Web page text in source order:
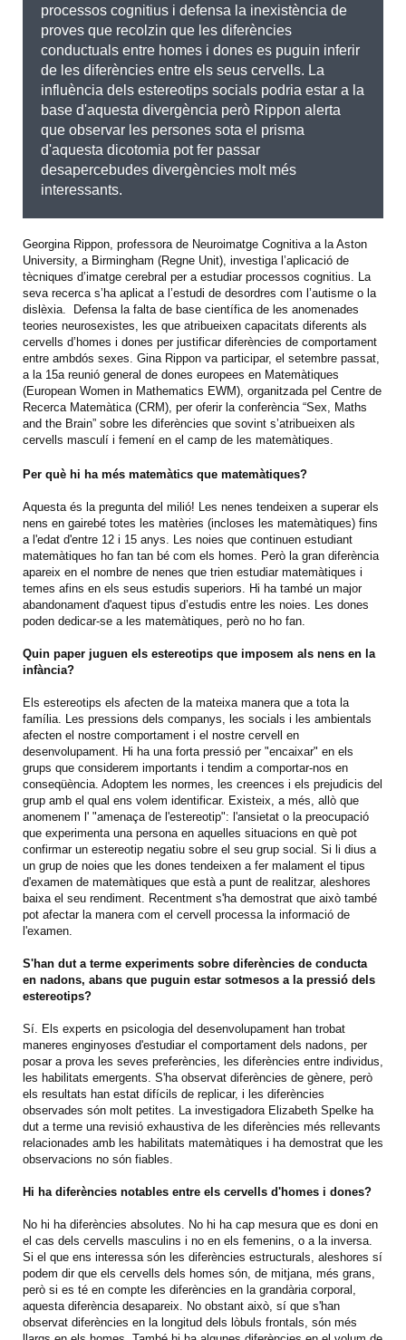
processos cognitius i defensa la inexistència de
proves que recolzin que les diferències
conductuals entre homes i dones es puguin inferir
de les diferències entre els seus cervells. La
influència dels estereotips socials podria estar a la
base d'aquesta divergència però Rippon alerta
que observar les persones sota el prisma
d'aquesta dicotomia pot fer passar
desapercebudes divergències molt més
interessants.
Georgina Rippon, professora de Neuroimatge Cognitiva a la Aston
University, a Birmingham (Regne Unit), investiga l’aplicació de
tècniques d’imatge cerebral per a estudiar processos cognitius. La
seva recerca s’ha aplicat a l’estudi de desordres com l’autisme o la
dislèxia. Defensa la falta de base científica de les anomenades
teories neurosexistes, les que atribueixen capacitats diferents als
cervells d’homes i dones per justificar diferències de comportament
entre ambdós sexes. Gina Rippon va participar, el setembre passat,
a la 15a reunió general de dones europees en Matemàtiques
(European Women in Mathematics EWM), organitzada pel Centre de
Recerca Matemàtica (CRM), per oferir la conferència “Sex, Maths
and the Brain” sobre les diferències que sovint s’atribueixen als
cervells masculí i femení en el camp de les matemàtiques.
Per què hi ha més matemàtics que matemàtiques?
Aquesta és la pregunta del milió! Les nenes tendeixen a superar els
nens en gairebé totes les matèries (incloses les matemàtiques) fins
a l'edat d'entre 12 i 15 anys. Les noies que continuen estudiant
matemàtiques ho fan tan bé com els homes. Però la gran diferència
apareix en el nombre de nenes que trien estudiar matemàtiques i
temes afins en els seus estudis superiors. Hi ha també un major
abandonament d'aquest tipus d’estudis entre les noies. Les dones
poden dedicar-se a les matemàtiques, però no ho fan.
Quin paper juguen els estereotips que imposem als nens en la
infància?
Els estereotips els afecten de la mateixa manera que a tota la
família. Les pressions dels companys, les socials i les ambientals
afecten el nostre comportament i el nostre cervell en
desenvolupament. Hi ha una forta pressió per "encaixar" en els
grups que considerem importants i tendim a comportar-nos en
conseqüència. Adoptem les normes, les creences i els prejudicis del
grup amb el qual ens volem identificar. Existeix, a més, allò que
anomenem l' "amenaça de l'estereotip": l'ansietat o la preocupació
que experimenta una persona en aquelles situacions en què pot
confirmar un estereotip negatiu sobre el seu grup social. Si li dius a
un grup de noies que les dones tendeixen a fer malament el tipus
d'examen de matemàtiques que està a punt de realitzar, aleshores
baixa el seu rendiment. Recentment s'ha demostrat que això també
pot afectar la manera com el cervell processa la informació de
l'examen.
S'han dut a terme experiments sobre diferències de conducta
en nadons, abans que puguin estar sotmesos a la pressió dels
estereotips?
Sí. Els experts en psicologia del desenvolupament han trobat
maneres enginyoses d'estudiar el comportament dels nadons, per
posar a prova les seves preferències, les diferències entre individus,
les habilitats emergents. S'ha observat diferències de gènere, però
els resultats han estat difícils de replicar, i les diferències
observades són molt petites. La investigadora Elizabeth Spelke ha
dut a terme una revisió exhaustiva de les diferències més rellevants
relacionades amb les habilitats matemàtiques i ha demostrat que les
observacions no són fiables.
Hi ha diferències notables entre els cervells d'homes i dones?
No hi ha diferències absolutes. No hi ha cap mesura que es doni en
el cas dels cervells masculins i no en els femenins, o a la inversa.
Si el que ens interessa són les diferències estructurals, aleshores sí
podem dir que els cervells dels homes són, de mitjana, més grans,
però si es té en compte les diferències en la grandària corporal,
aquesta diferència desapareix. No obstant això, sí que s'han
observat diferències en la longitud dels lòbuls frontals, són més